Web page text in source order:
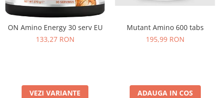
Under Armour
Universal
Vitargo
ON Amino Energy 30 serv EU
133,27 RON
VEZI VARIANTE
Mutant Amino 600 tabs
195,99 RON
ADAUGA IN COS